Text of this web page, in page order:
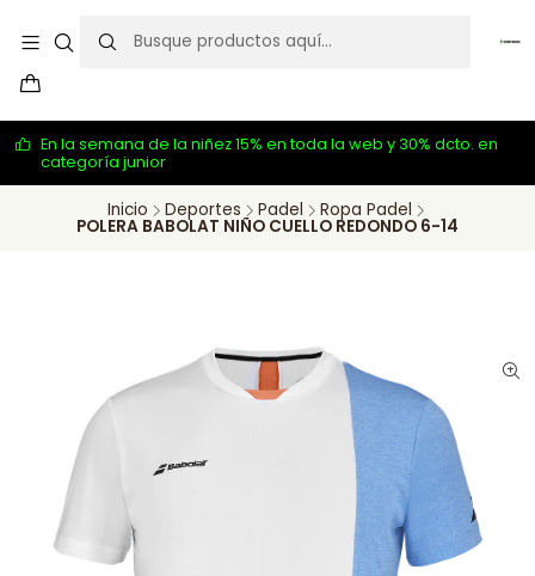
En la semana de la niñez 15% en toda la web y 30% dcto. en
categoría junior
Inicio Deportes Padel Ropa Padel
POLERA BABOLAT NIÑO CUELLO REDONDO 6-14